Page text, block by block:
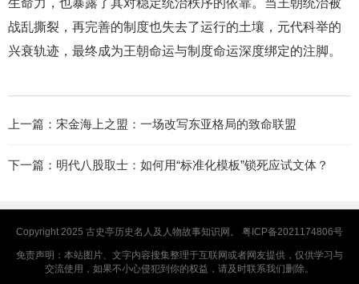
生命力，也暴露了其对稳定统治秩序的依靠。当王朝统治被
战乱撕裂，再完善的制度也失去了运行的土壤，元代科举的
兴衰轨迹，最终成为王朝命运与制度命运深度绑定的注脚。
上一篇： 宋金海上之盟：一场改写东亚格局的致命联盟
下一篇： 明代八股取士：如何用“标准化模板”锁死应试文体？
Copyright 2025 古史亭历史名人及人物故事知识网。 粤ICP备2021174806号
免责声明：本站图片、文字内容搜集整理于互联网或者网友提供，仅供学习与
交流使用，如果不小心侵犯到你的权益，请及时联系我们删除。